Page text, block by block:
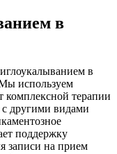
в
в
используем
комплексной терапии
с другими видами
поддержку
записи на прием